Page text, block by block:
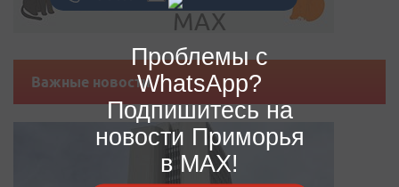
Важные новости
Проблемы с
WhatsApp?
Подпишитесь на
новости Приморья
в MAX!